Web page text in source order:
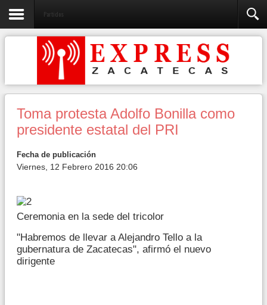
Partidos
Toma protesta Adolfo Bonilla como
presidente estatal del PRI
Fecha de publicación
Viernes, 12 Febrero 2016 20:06
Ceremonia en la sede del tricolor
"Habremos de llevar a Alejandro Tello a la
gubernatura de Zacatecas", afirmó el nuevo
dirigente